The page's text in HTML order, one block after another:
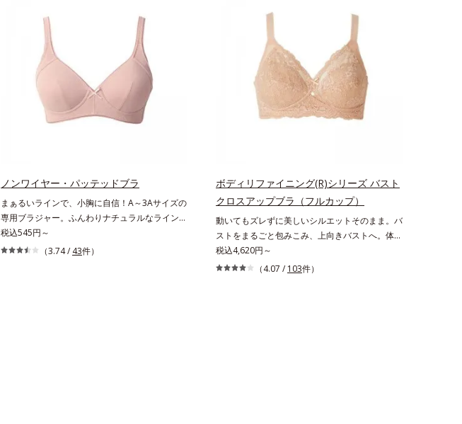
ノンワイヤー・パッテッドブラ
まぁるいラインで、小胸に自信！A～3Aサイズの
専用ブラジャー。ふんわりナチュラルなラインノ
ンワイヤーで自然な形にボリュームアップできる
「小胸さん用のブラジャー」です。ナチュラルな
税込545円～
（3.74 / 43件）
ボディリファイニング(R)シリーズ バスト
クロスアップブラ（フルカップ）
動いてもズレずに美しいシルエットそのまま。バ
ストをまるごと包みこみ、上向きバストへ。体に
フィットして、ラクな着用感のノンワイヤータイ
プ。カップ下部分に、パワーネットをクロスさせ
税込4,620円～
（4.07 / 103件）